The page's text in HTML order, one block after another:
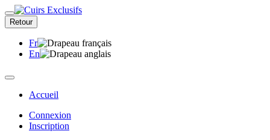
Retour
Fr
En
Accueil
Connexion
Inscription